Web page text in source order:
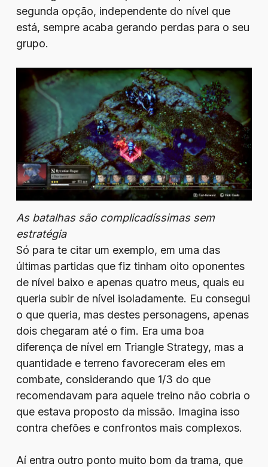
segunda opção, independente do nível que
está, sempre acaba gerando perdas para o seu
grupo.
As batalhas são complicadíssimas sem
estratégia
Só para te citar um exemplo, em uma das
últimas partidas que fiz tinham oito oponentes
de nível baixo e apenas quatro meus, quais eu
queria subir de nível isoladamente. Eu consegui
o que queria, mas destes personagens, apenas
dois chegaram até o fim. Era uma boa
diferença de nível em Triangle Strategy, mas a
quantidade e terreno favoreceram eles em
combate, considerando que 1/3 do que
recomendavam para aquele treino não cobria o
que estava proposto da missão. Imagina isso
contra chefões e confrontos mais complexos.
Aí entra outro ponto muito bom da trama, que